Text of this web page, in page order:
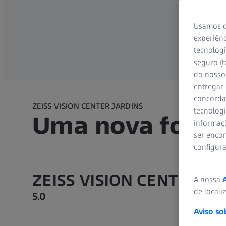
ZEISS VISION CENTER JARDINS
Uma nova
ZEISS VISION CENTER
5.0
Usamos
seguro
do
entregar
ser
A nossa
de
Aviso